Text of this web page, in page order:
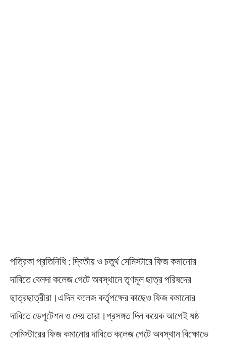
পত্রিকা প্রতিনিধি : দ্বিতীয় ও চতুর্থ সেমিস্টারে ফিজ কমানোর
দাবিতে বেলদা কলেজ গেটে অবস্থানে তৃণমূল ছাত্র পরিষদের
ছাত্রছাত্রীরা।এদিন কলেজ কর্তৃপক্ষের কাছেও ফিজ কমানোর
দাবিতে ডেপুটেশন ও দেয় তারা।প্রসঙ্গত দিন কয়েক আগেই ষষ্ঠ
সেমিস্টারের ফিজ কমানোর দাবিতে কলেজ গেটে অবস্থান বিক্ষোভে